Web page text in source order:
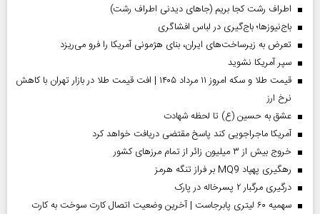
اطراف رشت کجا بریم (جاهای دیدنی اطراف رشت)
باج‌نیوزها؛ باج‌گیری در لباس افشاگری
تعرض به زیرساخت‌های ایران، بنای هژمونی آمریکا را فرو می‌ریزد
سپر آمریکا نشوید
قیمت طلا و سکه امروز ۱۱ مرداد ۱۴۰۵ | افت قیمت طلا در بازار تهران با کاهش
نرخ ارز
عشق به حسین (ع) تا لحظه شهادت
آمریکا ماجراجویی کند پاسخ مقتضی دریافت خواهد کرد
خروج بیش از ۳ میلیون زائر از تمام مرز‌های کشور
رهگیری پهپاد MQ9 بر فراز تنگه هرمز
درگیری مرگبار ۲ پسرخاله در پارک
سهمیه ۶۰ لیتری پابرجاست | آخرین وضعیت اتصال کارت سوخت به کارت